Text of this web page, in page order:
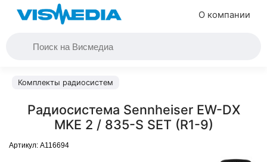
О компании
Комплекты радиосистем
Радиосистема Sennheiser EW-DX
MKE 2 / 835-S SET (R1-9)
Артикул: A116694